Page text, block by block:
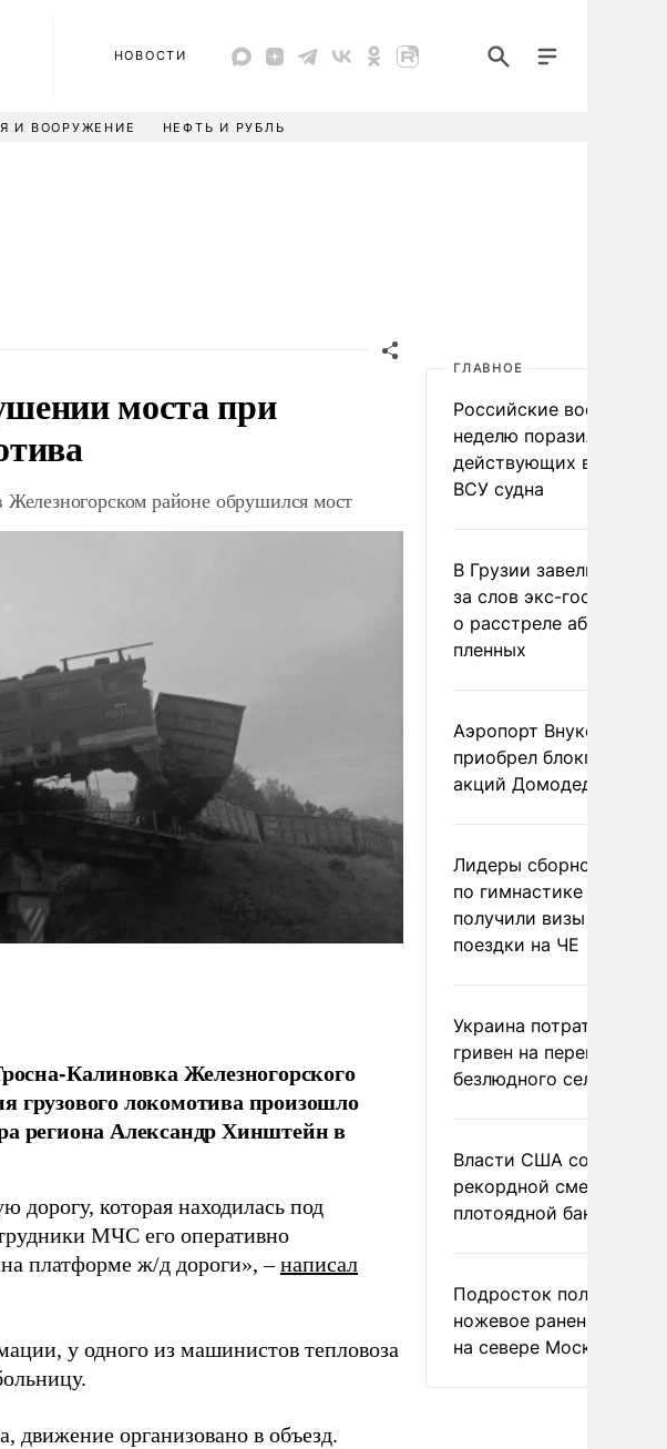
НОВОСТИ
И ВООРУЖЕНИЕ НЕФТЬ И РУБЛЬ
моста при
районе обрушился мост
Калиновка Железногорского
грузового локомотива произошло
региона Александр Хинштейн в
дорогу, которая находилась под
МЧС его оперативно
платформе ж/д дороги», –написал
у одного из машинистов тепловоза
движение организовано в объезд.
ГЛАВНОЕ
Российские военные за
неделю поразили 34
действующих в
ВСУ судна
В Грузии завели дело
за слов экс-
о расстреле абхазских
пленных
Аэропорт Внуково
приобрел блокпакет
акций Домодедово
Лидеры сборной
по гимнастике не
получили визы для
поездки на ЧЕ
Украина потратила 1
гривен на
безлюдного села
Власти США сообщили
рекордной смертности
плотоядной бактерии
Подросток получил
ножевое ранение в
на севере Москвы